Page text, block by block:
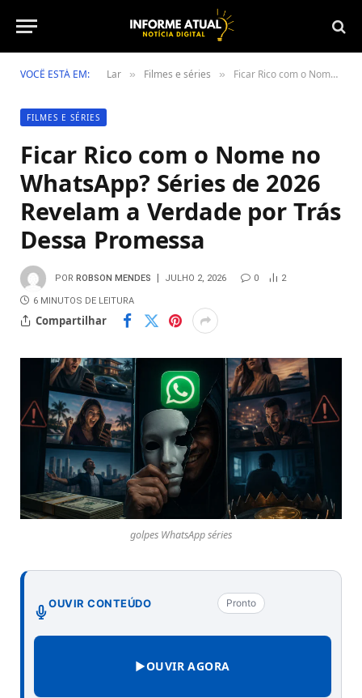
VOCÊ ESTÁ EM: Lar » Filmes e séries » Ficar Rico com o Nome no WhatsApp? Séries de 2026 Revelam a Verdade por Trás Dessa Promessa
FILMES E SÉRIES
Ficar Rico com o Nome no
WhatsApp? Séries de 2026
Revelam a Verdade por Trás
Dessa Promessa
POR ROBSON MENDES JULHO 2, 2026 0 2
6 MINUTOS DE LEITURA
Compartilhar
golpes WhatsApp séries
OUVIR CONTEÚDO Pronto
▶OUVIR AGORA